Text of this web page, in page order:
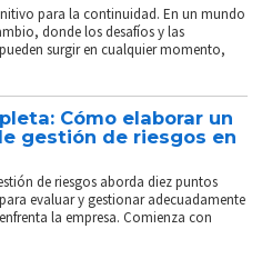
para la continuidad. En un mundo
donde los desafíos y las
surgir en cualquier momento,
Cómo elaborar un
gestión de riesgos en
de riesgos aborda diez puntos
evaluar y gestionar adecuadamente
la empresa. Comienza con